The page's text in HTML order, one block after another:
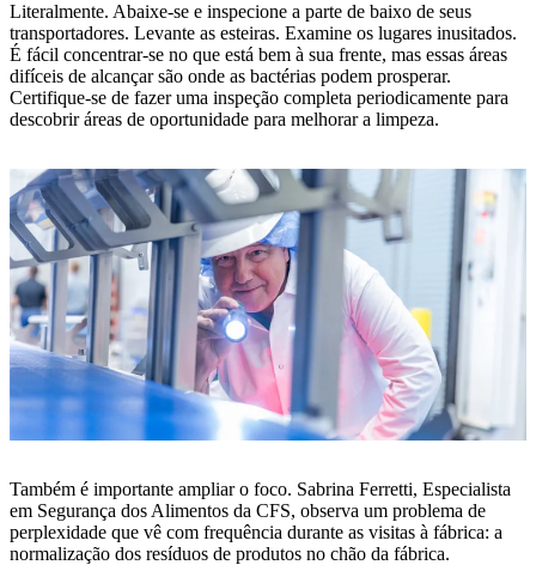
Literalmente. Abaixe-se e inspecione a parte de baixo de seus
transportadores. Levante as esteiras. Examine os lugares inusitados.
É fácil concentrar-se no que está bem à sua frente, mas essas áreas
difíceis de alcançar são onde as bactérias podem prosperar.
Certifique-se de fazer uma inspeção completa periodicamente para
descobrir áreas de oportunidade para melhorar a limpeza.
Também é importante ampliar o foco. Sabrina Ferretti, Especialista
em Segurança dos Alimentos da CFS, observa um problema de
perplexidade que vê com frequência durante as visitas à fábrica: a
normalização dos resíduos de produtos no chão da fábrica.